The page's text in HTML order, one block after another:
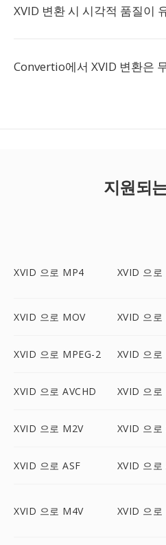
XVID 변환 시 시각적 품질이
Convertio에서 XVID 변환은
지원되
XVID 으로 MP4 XVID 으로
XVID 으로 MOV XVID 으로
XVID 으로 MPEG-2 XVID 으로
XVID 으로 AVCHD XVID 으로
XVID 으로 M2V XVID 으로
XVID 으로 ASF XVID 으로
XVID 으로 M4V XVID 으로